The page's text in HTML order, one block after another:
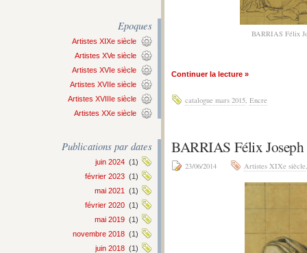
Epoques
Artistes XIXe siècle
Artistes XVe siècle
Artistes XVIe siècle
Artistes XVIIe siècle
Artistes XVIIIe siècle
Artistes XXe siècle
Publications par dates
juin 2024 (1)
février 2023 (1)
mai 2021
(1)
février 2020 (1)
mai 2019 (1)
novembre 2018 (1)
juin 2018 (1)
BARRIAS Félix
Continuer la lecture »
catalogue mars 2015, Encre
BARRIAS Félix Joseph
23/06/2014 Artistes XIXe siècle